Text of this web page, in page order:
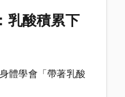
乳酸積累下
體學會「帶著乳酸